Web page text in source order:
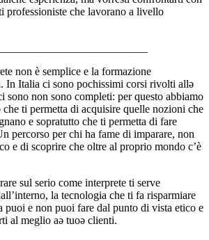
professioniste che lavorano a livello
non è semplice e la formazione
In Italia ci sono pochissimi corsi rivolti allǝ
sono non sono completi: per questo abbiamo
che ti permetta di acquisire quelle nozioni che
e sopratutto che ti permetta di fare
percorso per chi ha fame di imparare, non
e di scoprire che oltre al proprio mondo c’è
sul serio come interprete ti serve
la tecnologia che ti fa risparmiare
puoi e non puoi fare dal punto di vista etico e
al meglio aǝ tuoǝ clienti.